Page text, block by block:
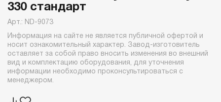
330 стандарт
Арт.: ND-9073
Информация на сайте не является публичной офертой и
носит ознакомительный характер. Завод-изготовитель
оставляет за собой право вносить изменения во внешний
вид и комплектацию оборудования, для уточнения
информации необходимо проконсультироваться с
менеджером.